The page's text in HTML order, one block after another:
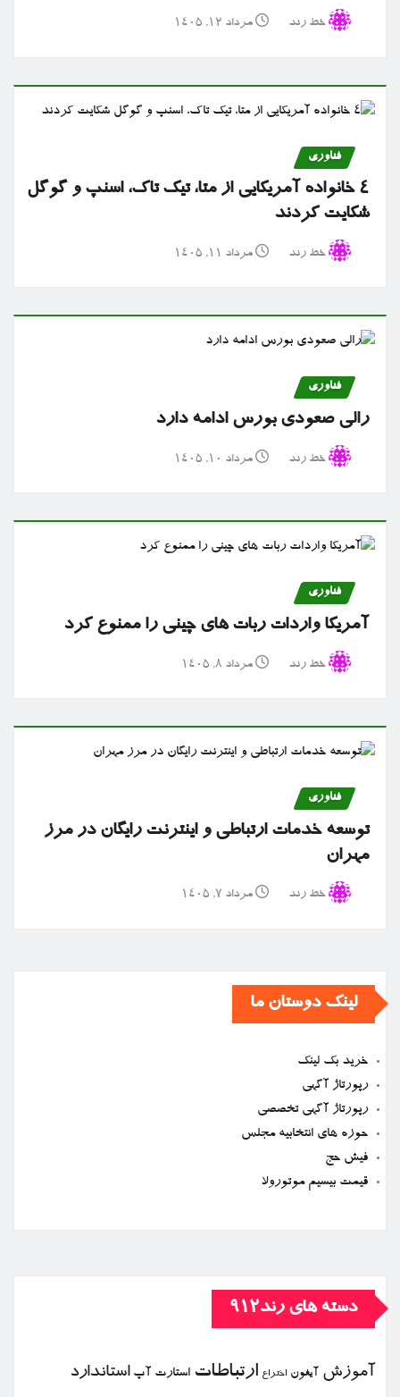
خط رند مرداد ۱۲, ۱۴۰۵
فناوری
۴ خانواده آمریکایی از متا، تیک تاک، اسنپ و گوگل
شکایت کردند
خط رند مرداد ۱۱, ۱۴۰۵
فناوری
رالی صعودی بورس ادامه دارد
خط رند مرداد ۱۰, ۱۴۰۵
فناوری
آمریکا واردات ربات های چینی را ممنوع کرد
خط رند مرداد ۸, ۱۴۰۵
فناوری
توسعه خدمات ارتباطی و اینترنت رایگان در مرز
مهران
خط رند مرداد ۷, ۱۴۰۵
لینک دوستان ما
خرید بک لینک
رپورتاژ آگهی
رپورتاژ آگهی تخصصی
حوزه های انتخابیه مجلس
فیش حج
قیمت بیسیم موتورولا
دسته های رند912
آموزش آیفون اختراع ارتباطات استارت آپ استاندارد